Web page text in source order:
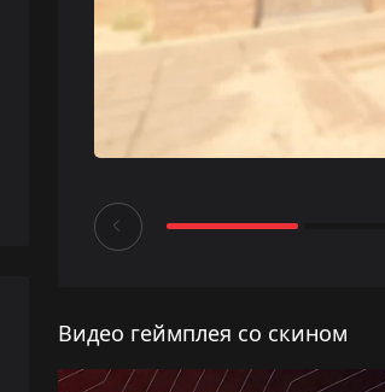
Видео геймплея со скином